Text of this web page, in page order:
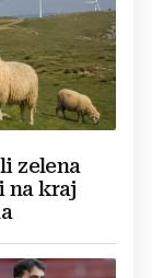
zelena
na kraj